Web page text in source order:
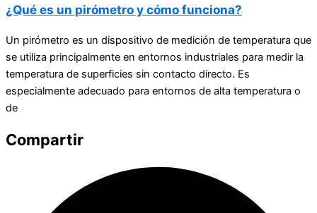
¿Qué es un pirómetro y cómo funciona?
Un pirómetro es un dispositivo de medición de temperatura que
se utiliza principalmente en entornos industriales para medir la
temperatura de superficies sin contacto directo. Es
especialmente adecuado para entornos de alta temperatura o
de
Compartir